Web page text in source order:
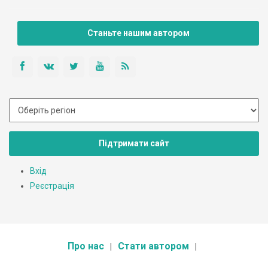
Станьте нашим автором
Підтримати сайт
Вхід
Реєстрація
Про нас Стати автором